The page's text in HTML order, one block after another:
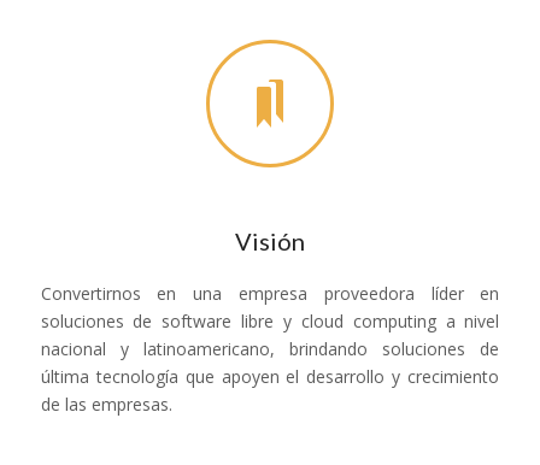
Visión
Convertirnos en una empresa proveedora líder en
soluciones de software libre y cloud computing a nivel
nacional y latinoamericano, brindando soluciones de
última tecnología que apoyen el desarrollo y crecimiento
de las empresas.